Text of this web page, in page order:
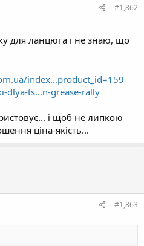
#1,862
для ланцюга і не знаю, що
index...product_id=159
dlya-ts...n-grease-rally
і щоб не липкою
ціна-якість...
#1,863